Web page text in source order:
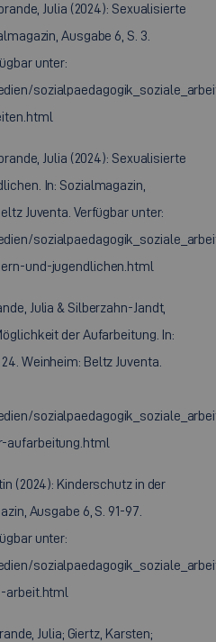
Julia (2024): Sexualisierte
Ausgabe 6, S. 3.
unter:
Julia (2024): Sexualisierte
In: Sozialmagazin,
Juventa. Verfügbar unter:
und-jugendlichen.html
Julia & Silberzahn-Jandt,
der Aufarbeitung. In:
Weinheim: Beltz Juventa.
aufarbeitung.html
(2024): Kinderschutz in der
Ausgabe 6, S. 91-97.
unter:
arbeit.html
Julia; Giertz, Karsten;